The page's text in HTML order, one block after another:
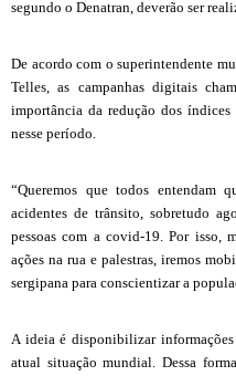
segundo o Denatran, deverão ser
De acordo com o superintendente
Telles, as campanhas digitais
importância da redução dos
nesse período.
“Queremos que todos entendam
acidentes de trânsito, sobretudo
pessoas com a covid-19. Por isso,
ações na rua e palestras, iremos
sergipana para conscientizar a
A ideia é disponibilizar
atual situação mundial. Dessa